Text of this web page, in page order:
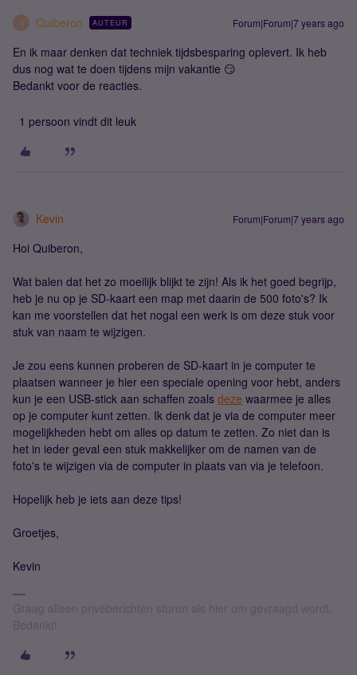
Q Quiberon AUTEUR Forum|Forum|7 years ago
En ik maar denken dat techniek tijdsbesparing oplevert. Ik heb
dus nog wat te doen tijdens mijn vakantie 😏
Bedankt voor de reacties.
1 persoon vindt dit leuk
Kevin Forum|Forum|7 years ago
Hoi Quiberon,
Wat balen dat het zo moeilijk blijkt te zijn! Als ik het goed begrijp,
heb je nu op je SD-kaart een map met daarin de 500 foto's? Ik
kan me voorstellen dat het nogal een werk is om deze stuk voor
stuk van naam te wijzigen.
Je zou eens kunnen proberen de SD-kaart in je computer te
plaatsen wanneer je hier een speciale opening voor hebt, anders
kun je een USB-stick aan schaffen zoals deze waarmee je alles
op je computer kunt zetten. Ik denk dat je via de computer meer
mogelijkheden hebt om alles op datum te zetten. Zo niet dan is
het in ieder geval een stuk makkelijker om de namen van de
foto's te wijzigen via de computer in plaats van via je telefoon.
Hopelijk heb je iets aan deze tips!
Groetjes,
Kevin
Graag alleen privéberichten sturen als hier om gevraagd wordt.
Bedankt!